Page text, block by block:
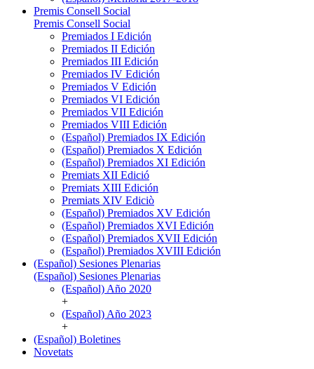
Premis Consell Social
Premis Consell Social
Premiados I Edición
Premiados II Edición
Premiados III Edición
Premiados IV Edición
Premiados V Edición
Premiados VI Edición
Premiados VII Edición
Premiados VIII Edición
(Español) Premiados IX Edición
(Español) Premiados X Edición
(Español) Premiados XI Edición
Premiats XII Edició
Premiats XIII Edición
Premiats XIV Ediciò
(Español) Premiados XV Edición
(Español) Premiados XVI Edición
(Español) Premiados XVII Edición
(Español) Premiados XVIII Edición
(Español) Sesiones Plenarias
(Español) Sesiones Plenarias
(Español) Año 2020
+
(Español) Año 2023
+
(Español) Boletines
Novetats